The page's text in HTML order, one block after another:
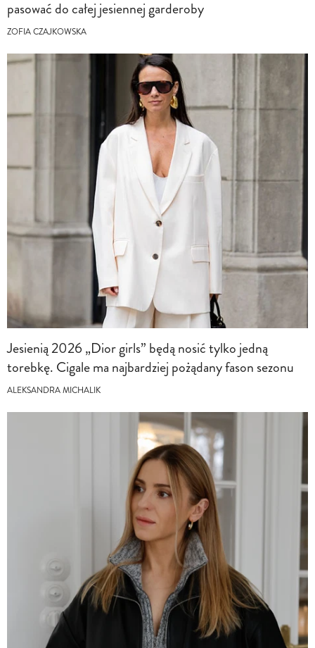
pasować do całej jesiennej garderoby
ZOFIA CZAJKOWSKA
Jesienią 2026 „Dior girls” będą nosić tylko jedną
torebkę. Cigale ma najbardziej pożądany fason sezonu
ALEKSANDRA MICHALIK